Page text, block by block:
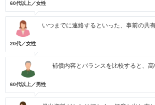
60代以上／女性
20代／女性
いつまでに連絡するといった、事前の共
60代以上／男性
補償内容とバランスを比較すると、高